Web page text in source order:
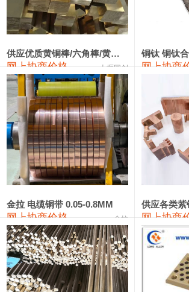
2202#硅 14,100—14,300
金属硅3303#-2202# 10,400—14,200
漆包线 111,970—115,970
磷铜合金 110,800—117,600
无氧铜丝(硬) 109,710—110,010
R410A专用紫铜管 113,700—113,700
铸造铝合金锭(A380） 26,300—26,500
铝合金ADC12 24,200—24,400
铸造铝合金锭(ZL102) 24,300—24,500
供应优质黄铜棒/六角棒/黄铜方板
网上协商价格 十堰同创
铜钛 铜钛
网上协商
金拉 电缆铜带 0.05-0.8MM
网上协商价格 金拉
供应各类紫
网上协商